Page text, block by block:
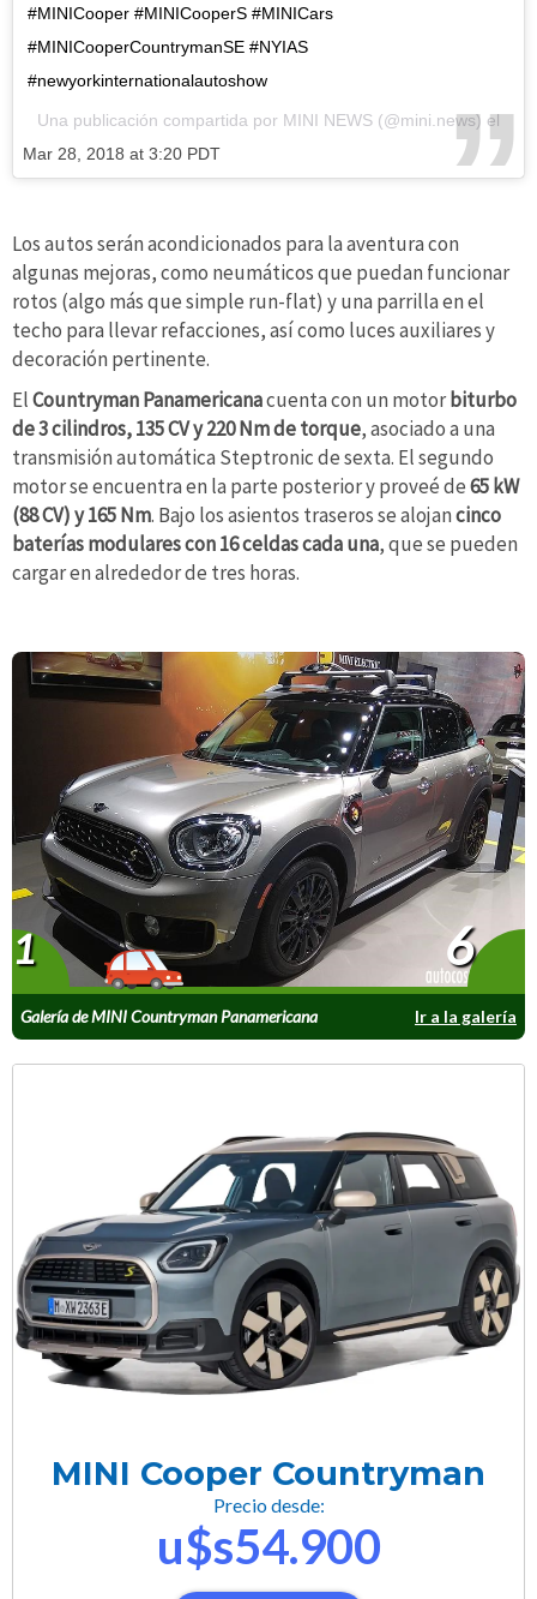
#MINICooper #MINICooperS #MINICars
#MINICooperCountrymanSE #NYIAS
#newyorkinternationalautoshow
Una publicación compartida por MINI NEWS (@mini.news) el
Mar 28, 2018 at 3:20 PDT
Los autos serán acondicionados para la aventura con
algunas mejoras, como neumáticos que puedan funcionar
rotos (algo más que simple run-flat) y una parrilla en el
techo para llevar refacciones, así como luces auxiliares y
decoración pertinente.
ElCountryman Panamericanacuenta con un motorbiturbo
de 3 cilindros, 135 CV y220Nm de torque, asociado a una
transmisión automática Steptronic de sexta. El segundo
motor se encuentra en la parte posterior y proveé de65 kW
(88 CV) y165 Nm. Bajo los asientos traseros se alojancinco
baterías modulares con 16 celdas cada una, que se pueden
cargar en alrededor de tres horas.
Galería de MINI Countryman Panamericana
PHEV
Ir a la galería
1 6
MINI Cooper Countryman
Precio desde:
u$s54.900